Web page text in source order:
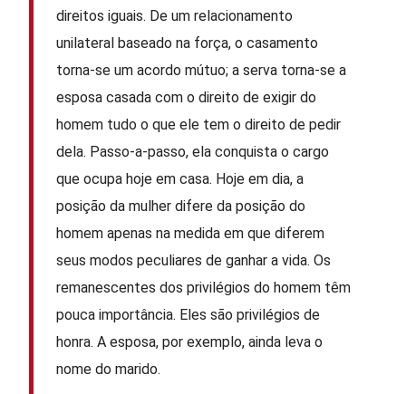
direitos iguais. De um relacionamento
unilateral baseado na força, o casamento
torna-se um acordo mútuo; a serva torna-se a
esposa casada com o direito de exigir do
homem tudo o que ele tem o direito de pedir
dela. Passo-a-passo, ela conquista o cargo
que ocupa hoje em casa. Hoje em dia, a
posição da mulher difere da posição do
homem apenas na medida em que diferem
seus modos peculiares de ganhar a vida. Os
remanescentes dos privilégios do homem têm
pouca importância. Eles são privilégios de
honra. A esposa, por exemplo, ainda leva o
nome do marido.